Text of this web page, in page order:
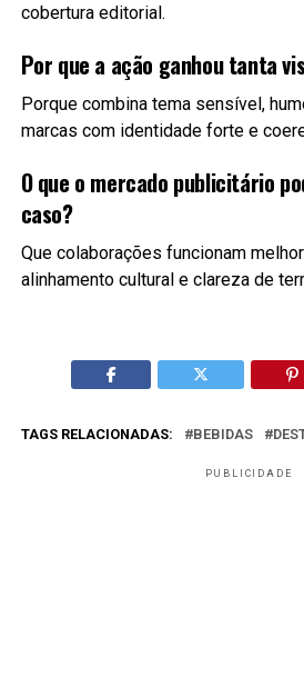
cobertura editorial.
Por que a ação ganhou tanta
Porque combina tema sensível,
marcas com identidade forte e
O que o mercado publicitário
caso?
Que colaborações funcionam
alinhamento cultural e clareza de
TAGS RELACIONADAS: BEBIDAS
PUBLICIDADE